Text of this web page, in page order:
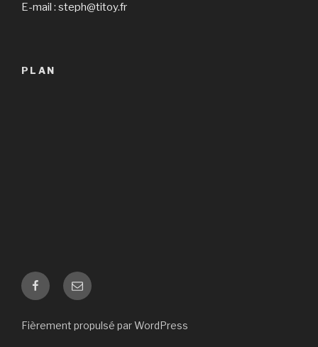
E-mail : steph@titoy.fr
PLAN
FacebookEmail
Fièrement propulsé par WordPress